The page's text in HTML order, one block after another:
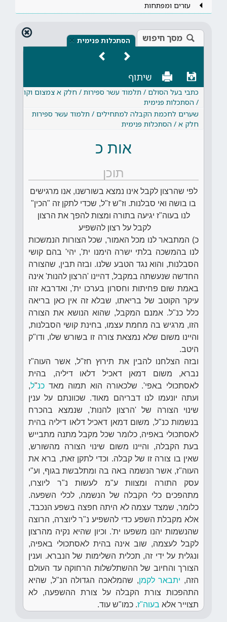
עזרים ומפתחות
מסך חיפוש הסתכלות פנימית ×
שיתוף
כתבי בעל הסולם / תלמוד עשר ספירות / חלק א צמצום וקו
/ הסתכלות פנימית
שערים לחכמת הקבלה למתחילים / תלמוד עשר ספירות
חלק א / הסתכלות פנימית
אות כ
תוכן
לפי שהרצון לקבל אינו נמצא בשורשנו, אנו מרגישים
בו בושה ואי סבלנות. וז"ש ז"ל, שכדי לתקן זה "הכין"
לנו בעוה"ז יגיעה בתורה ומצות להפך את הרצון
לקבל על רצון להשפיע
כ) המתבאר לנו מכל האמור, שכל הצורות הנמשכות
לנו בהמשכה בלתי ישרה הימנו ית', יהי' בהם קושי
הסבלנות, והוא נגד הטבע שלנו. ובזה תבין, שהצורה
החדשה שנעשתה במקבל, דהיינו 'הרצון להנות' אינה
באמת שום פחיתות וחסרון בערכו ית', ואדרבא זהו
עיקר הקוטב של בריאתו, שבלא זה אין כאן בריאה
כלל כנ"ל. אמנם המקבל, שהוא הנושא את הצורה
הזו, מרגיש בה מחמת עצמו, בחינת קושי הסבלנות,
והיינו משום שלא נמצאת צורה זו בשורש שלו, ודו"ק
היטב.
ובזה הצלחנו להבין את תירוץ חז"ל, אשר העוה"ז
נברא, משום דמאן דאכיל דלאו דיליה, בהית
לאסתכולי באפי'. שלכאורה הוא תמוה מאד כנ"ל,
ועתה יונעמו לנו דבריהם מאוד. שכוונתם על ענין
שינוי הצורה של 'הרצון להנות', שנמצא בהכרח
בנשמות כנ"ל, משום דמאן דאכיל דלאו דיליה בהית
לאסתכולי באפיה, כלומר שכל מקבל מתנה מתבייש
בעת הקבלה, והיינו משום שינוי הצורה מהשורש,
שאין בו צורה זו של קבלה. וכדי לתקן זאת, ברא את
העוה"ז, אשר הנשמה באה בה ומתלבשת בגוף, וע"י
עסק התורה ומצוות ע"מ לעשות נ"ר ליוצרו,
מתהפכים כלי הקבלה של הנשמה, לכלי השפעה.
כלומר, שמצד עצמה לא היתה חפצה בשפע הנכבד,
אלא מקבלת השפע כדי להשפיע נ"ר ליוצרה, הרוצה
שהנשמות יהנו משפעו ית'. וכיון שהיא נקיה מהרצון
לקבל לעצמה, שוב אינה בהית לאסתכולי באפיה,
ונגלית על ידי זה, תכלית השלימות של הנברא. וענין
הצורך והחיוב של ההשתלשלות הרחוקה עד העולם
הזה, יתבאר לקמן, שהמלאכה הגדולה הנ"ל, שהיא
התהפכות צורת הקבלה על צורת ההשפעה, לא
תצוייר אלא בעוה"ז. כמו"ש עוד.